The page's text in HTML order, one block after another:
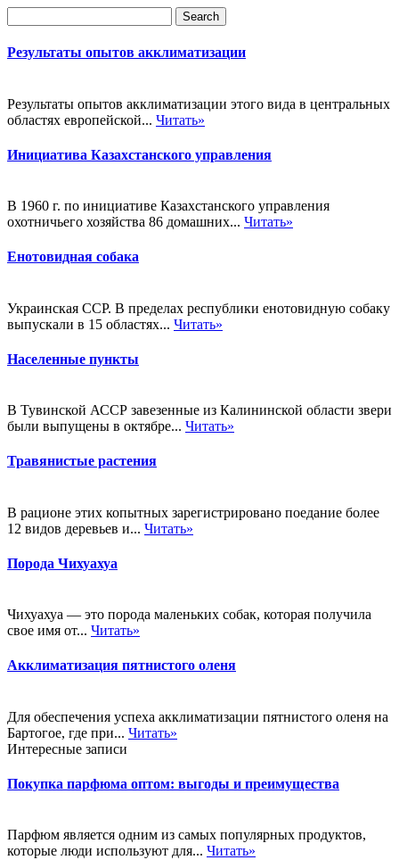
Результаты опытов акклиматизации
Результаты опытов акклиматизации этого вида в центральных
областях европейской... Читать»
Инициатива Казахстанского управления
В 1960 г. по инициативе Казахстанского управления
охотничьего хозяйства 86 домашних... Читать»
Енотовидная собака
Украинская ССР. В пределах республики енотовидную собаку
выпускали в 15 областях... Читать»
Населенные пункты
В Тувинской АССР завезенные из Калининской области звери
были выпущены в октябре... Читать»
Травянистые растения
В рационе этих копытных зарегистрировано поедание более
12 видов деревьев и... Читать»
Порода Чихуахуа
Чихуахуа — это порода маленьких собак, которая получила
свое имя от... Читать»
Акклиматизация пятнистого оленя
Для обеспечения успеха акклиматизации пятнистого оленя на
Бартогое, где при... Читать»
Интересные записи
Покупка парфюма оптом: выгоды и преимущества
Парфюм является одним из самых популярных продуктов,
которые люди используют для... Читать»